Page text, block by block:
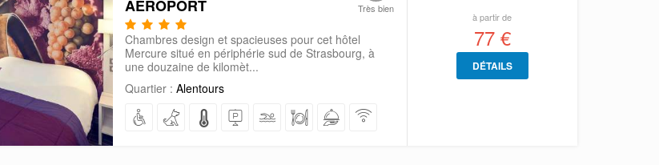
AÉROPORT
Très bien
Chambres design et spacieuses pour cet hôtel
Mercure situé en périphérie sud de Strasbourg, à
une douzaine de kilomèt...
Quartier : Alentours
à partir de
77 €
DÉTAILS